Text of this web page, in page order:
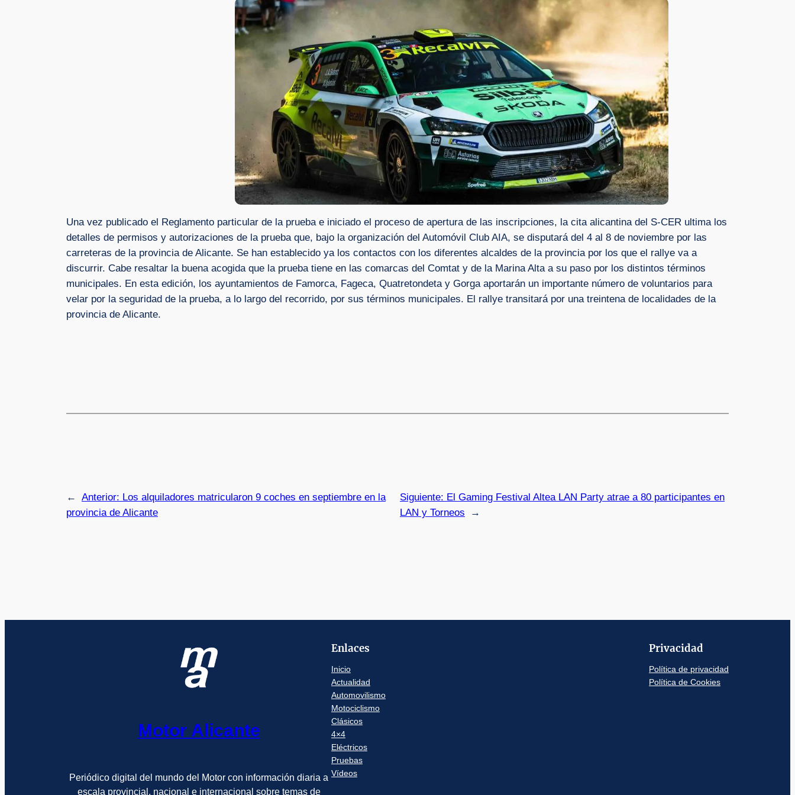
Una vez publicado el Reglamento particular de la prueba e iniciado el proceso de apertura de las inscripciones, la cita alicantina del S-CER ultima los
detalles de permisos y autorizaciones de la prueba que, bajo la organización del Automóvil Club AIA, se disputará del 4 al 8 de noviembre por las
carreteras de la provincia de Alicante. Se han establecido ya los contactos con los diferentes alcaldes de la provincia por los que el rallye va a
discurrir. Cabe resaltar la buena acogida que la prueba tiene en las comarcas del Comtat y de la Marina Alta a su paso por los distintos términos
municipales. En esta edición, los ayuntamientos de Famorca, Fageca, Quatretondeta y Gorga aportarán un importante número de voluntarios para
velar por la seguridad de la prueba, a lo largo del recorrido, por sus términos municipales. El rallye transitará por una treintena de localidades de la
provincia de Alicante.
← Anterior: Los alquiladores matricularon 9 coches en septiembre en la
provincia de Alicante
Siguiente: El Gaming Festival Altea LAN Party atrae a 80 participantes en
LAN y Torneos
→
Motor Alicante
Periódico digital del mundo del Motor con información diaria a
escala provincial, nacional e internacional sobre temas de
Enlaces
Inicio
Actualidad
Automovilismo
Motociclismo
Clásicos
4×4
Eléctricos
Pruebas
Vídeos
Privacidad
Política de privacidad
Política de Cookies